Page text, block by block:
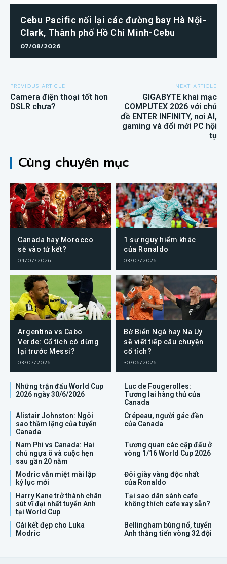
Cebu Pacific nối lại các đường bay Hà Nội-
Clark, Thành phố Hồ Chí Minh-Cebu
07/08/2026
PREVIOUS ARTICLE
Camera điện thoại tốt hơn
DSLR chưa?
NEXT ARTICLE
GIGABYTE khai mạc
COMPUTEX 2026 với chủ
đề ENTER INFINITY, nơi AI,
gaming và đổi mới PC hội
tụ
Cùng chuyên mục
Canada hay Morocco
sẽ vào tứ kết?
04/07/2026
1 sự nguy hiểm khác
của Ronaldo
03/07/2026
Argentina vs Cabo
Verde: Cổ tích có dừng
lại trước Messi?
03/07/2026
Bờ Biển Ngà hay Na Uy
sẽ viết tiếp câu chuyện
cổ tích?
30/06/2026
Những trận đấu World Cup
2026 ngày 30/6/2026
Luc de Fougerolles:
Tương lai hàng thủ của
Canada
Alistair Johnston: Ngôi
sao thầm lặng của tuyển
Canada
Crépeau, người gác đền
của Canada
Nam Phi vs Canada: Hai
chú ngựa ô và cuộc hẹn
sau gần 20 năm
Tương quan các cặp đấu ở
vòng 1/16 World Cup 2026
Modric vẫn miệt mài lập
kỷ lục mới
Đôi giày vàng độc nhất
của Ronaldo
Harry Kane trở thành chân
sút vĩ đại nhất tuyển Anh
tại World Cup
Tại sao dân sành cafe
không thích cafe xay sẵn?
Cái kết đẹp cho Luka
Modric
Bellingham bùng nổ, tuyển
Anh thắng tiến vòng 32 đội